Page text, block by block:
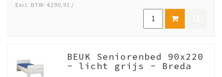
Excl. BTW: €290,91 /
BEUK Seniorenbed 90x220
- licht grijs - Breda